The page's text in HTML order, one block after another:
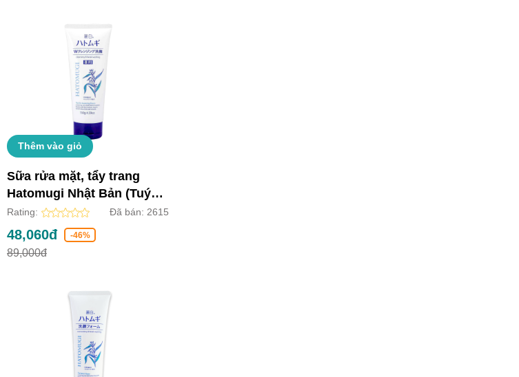
Thêm vào giỏ
Sữa rửa mặt, tẩy trang
Hatomugi Nhật Bản (Tuýp
130g)
Rating: Đã bán: 2615
48,060đ -46%
89,000đ